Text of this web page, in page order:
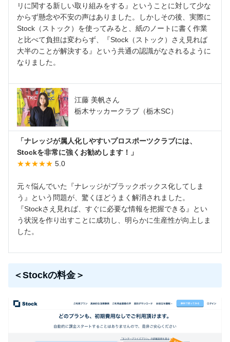
リに関する新しい取り組みをする』ということに対して少な
からず懸念や不安の声はありました。しかしその後、実際に
Stock（ストック）を使ってみると、紙のノートに書く作業
と比べて負担は変わらず、『Stock（ストック）さえ見れば
大半のことが解決する』という共通の認識がなされるように
なりました。
江藤 美帆さん
栃木サッカークラブ（栃木SC）
「ナレッジが属人化しやすいプロスポーツクラブには、
Stockを非常に強くお勧めします！」
★★★★★ 5.0
元々悩んでいた『ナレッジがブラックボックス化してしま
う』という問題が、驚くほどうまく解消されました。
『Stockさえ見れば、すぐに必要な情報を把握できる』とい
う状況を作り出すことに成功し、明らかに生産性が向上しま
した。
＜Stockの料金＞